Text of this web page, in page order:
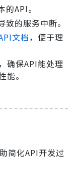
API。
的服务中断。
文档，便于理
确保API能处理
。
简化API开发过